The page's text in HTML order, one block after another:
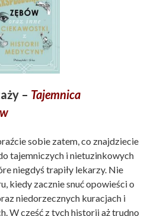
– Tajemnica
sobie zatem, co znajdziecie
tajemniczych i nietuzinkowych
niegdyś trapiły lekarzy. Nie
kiedy zacznie snuć opowieści o
niedorzecznych kuracjach i
W część z tych historii aż trudno